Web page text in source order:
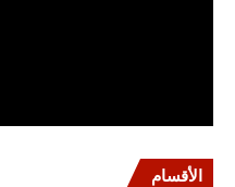
الأقسام